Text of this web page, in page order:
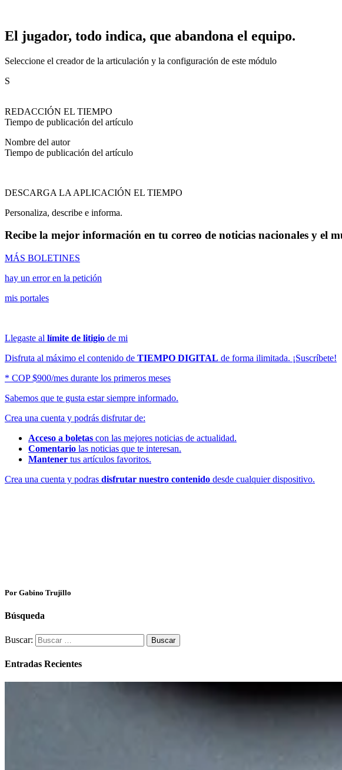
El jugador, todo indica, que abandona el equipo.
Seleccione el creador de la articulación y la configuración de este módulo
S
REDACCIÓN EL TIEMPO
Tiempo de publicación del artículo
Nombre del autor
Tiempo de publicación del artículo
DESCARGA LA APLICACIÓN EL TIEMPO
Personaliza, describe e informa.
Recibe la mejor información en tu correo de noticias nacionales y el
MÁS BOLETINES
hay un error en la petición
mis portales
Llegaste al límite de litigio de mi
Disfruta al máximo el contenido de TIEMPO DIGITAL de forma ilimitada. ¡Suscríbete!
* COP $900/mes durante los primeros meses
Sabemos que te gusta estar siempre informado.
Crea una cuenta y podrás disfrutar de:
Acceso a boletas con las mejores noticias de actualidad.
Comentario las noticias que te interesan.
Mantener tus artículos favoritos.
Crea una cuenta y podras disfrutar nuestro contenido desde cualquier dispositivo.
Por Gabino Trujillo
Búsqueda
Buscar:
Entradas Recientes